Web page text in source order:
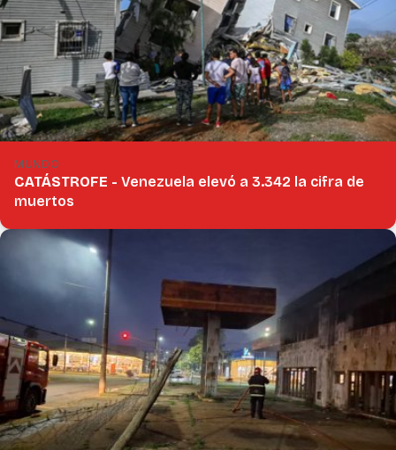
MUNDO
CATÁSTROFE - Venezuela elevó a 3.342 la cifra de
muertos